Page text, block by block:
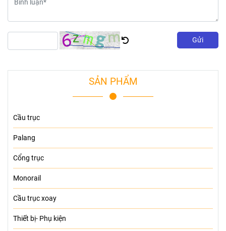
Gửi
SẢN PHẨM
Cầu trục
Palang
Cổng trục
Monorail
Cầu trục xoay
Thiết bị- Phụ kiện